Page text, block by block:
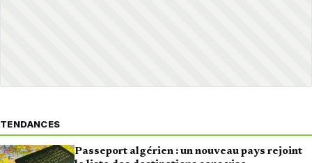
TENDANCES
Passeport algérien : un nouveau pays rejoint